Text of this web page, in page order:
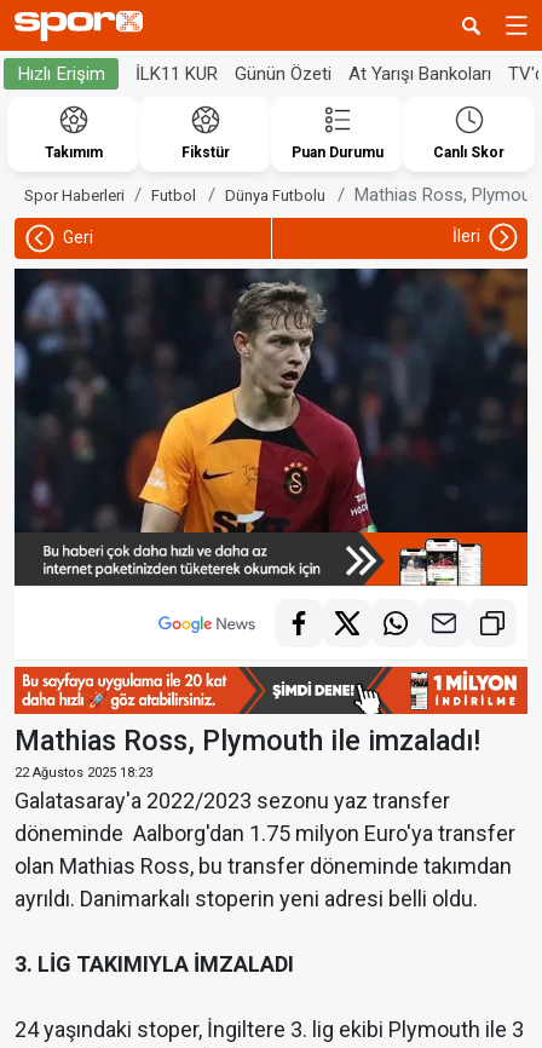
Hızlı Erişim İLK11 KUR Günün Özeti At Yarışı Bankoları
Takımım Fikstür Puan Durumu Canlı Skor
Spor Haberleri Futbol Dünya Futbolu Mathias Ross,
Geri İleri
Mathias Ross, Plymouth ile imzaladı!
22 Ağustos 2025 18:23
Galatasaray'a 2022/2023 sezonu yaz transfer
döneminde Aalborg'dan 1.75 milyon Euro'ya transfer
olan Mathias Ross, bu transfer döneminde takımdan
ayrıldı. Danimarkalı stoperin yeni adresi belli oldu.
3. LİG TAKIMIYLA İMZALADI
24 yaşındaki stoper, İngiltere 3. lig ekibi Plymouth ile 3